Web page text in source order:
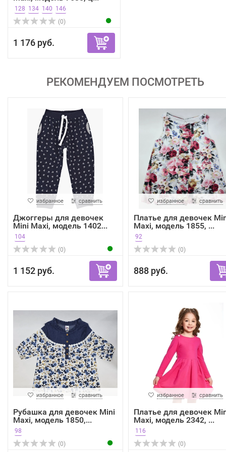
128 134 140 146
(0)
1 176 руб.
РЕКОМЕНДУЕМ ПОСМОТРЕТЬ
избранное сравнить
Джоггеры для девочек
Mini Maxi, модель 1402...
104
(0)
1 152 руб.
избранное сравнить
Платье для девочек
Maxi, модель 1855, ...
92
(0)
888 руб.
избранное сравнить
Рубашка для девочек Mini
Maxi, модель 1850,...
98
(0)
избранное сравнить
Платье для девочек
Maxi, модель 2342, ...
116
(0)